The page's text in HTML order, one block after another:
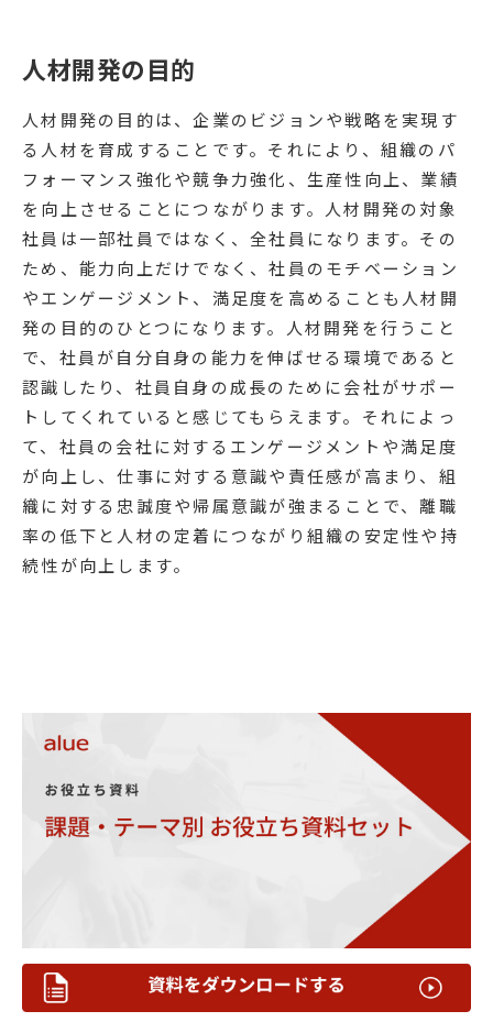
人材開発の目的
人材開発の目的は、企業のビジョンや戦略を実現す
る人材を育成することです。それにより、組織のパ
フォーマンス強化や競争力強化、生産性向上、業績
を向上させることにつながります。人材開発の対象
社員は一部社員ではなく、全社員になります。その
ため、能力向上だけでなく、社員のモチベーション
やエンゲージメント、満足度を高めることも人材開
発の目的のひとつになります。人材開発を行うこと
で、社員が自分自身の能力を伸ばせる環境であると
認識したり、社員自身の成長のために会社がサポー
トしてくれていると感じてもらえます。それによっ
て、社員の会社に対するエンゲージメントや満足度
が向上し、仕事に対する意識や責任感が高まり、組
織に対する忠誠度や帰属意識が強まることで、離職
率の低下と人材の定着につながり組織の安定性や持
続性が向上します。